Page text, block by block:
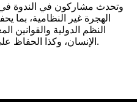
وتحدث مشاركون في الندوة
الهجرة غير النظامية، بما
النظم الدولية
الإنسان، وكذا الحفاظ على العلاقات الخاصة مع دول الجوار.